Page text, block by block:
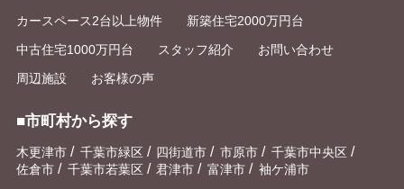
カースペース2台以上物件 新築住宅2000万円台
中古住宅1000万円台 スタッフ紹介 お問い合わせ
周辺施設 お客様の声
■市町村から探す
木更津市 / 千葉市緑区 / 四街道市 / 市原市 / 千葉市中央区 /
佐倉市 / 千葉市若葉区 / 君津市 / 富津市 / 袖ケ浦市